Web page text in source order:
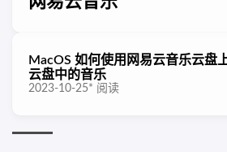
MacOS 如何使用网易云音乐云盘
云盘中的音乐
2023-10-25* 阅读